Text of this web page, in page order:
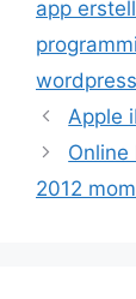
app
wordpress
Beitrags-
Navigation
Apple
Online
2012